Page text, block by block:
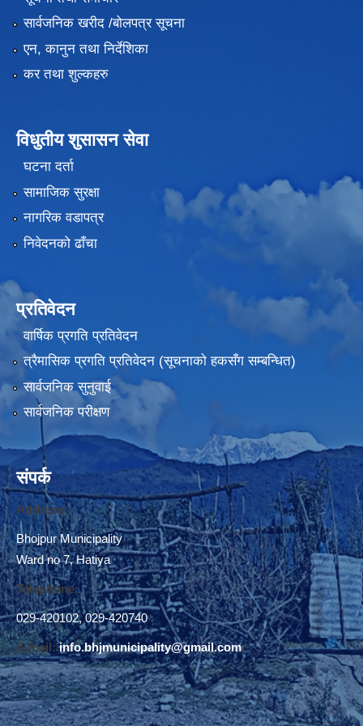
सार्वजनिक खरीद /बोलपत्र सूचना
एन, कानुन तथा निर्देशिका
कर तथा शुल्कहरु
विधुतीय शुसासन सेवा
घटना दर्ता
सामाजिक सुरक्षा
नागरिक वडापत्र
निवेदनको ढाँचा
प्रतिवेदन
वार्षिक प्रगति प्रतिवेदन
त्रैमासिक प्रगति प्रतिवेदन (सूचनाकाे हकसँग सम्बन्धित)
सार्वजनिक सुनुवाई
सार्वजनिक परीक्षण
संपर्क
Address:
Bhojpur Municipality
Ward no 7, Hatiya
Telephone:
029-420102,029-420740
E-mail:info.bhjmunicipality@gmail.com